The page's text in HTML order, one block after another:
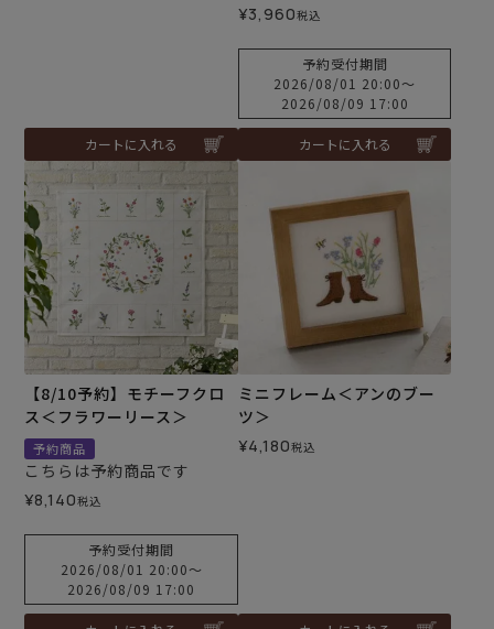
カートに入れる
¥3,960税込
予約受付期間
2026/08/01 20:00〜
2026/08/09 17:00
カートに入れる
【8/10予約】モチーフクロ
ス＜フラワーリース＞
予約商品
こちらは予約商品です
¥8,140税込
予約受付期間
2026/08/01 20:00〜
2026/08/09 17:00
ミニフレーム＜アンのブー
ツ＞
¥4,180税込